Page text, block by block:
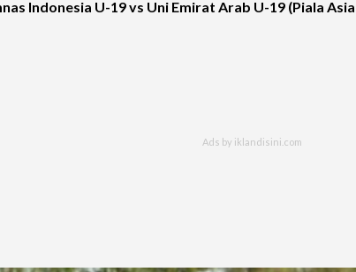
Indonesia U-19 vs Uni Emirat Arab U-19 (Piala